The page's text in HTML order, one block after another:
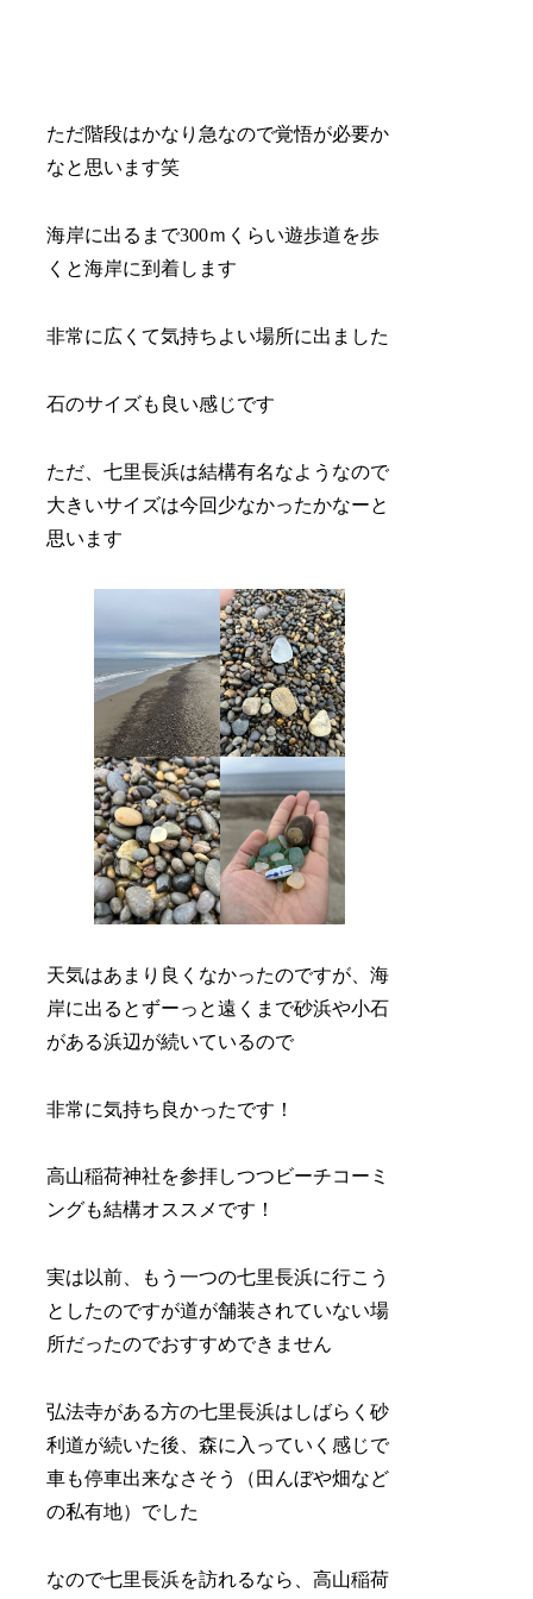
ただ階段はかなり急なので覚悟が必要か
なと思います笑
海岸に出るまで300ｍくらい遊歩道を歩
くと海岸に到着します
非常に広くて気持ちよい場所に出ました
石のサイズも良い感じです
ただ、七里長浜は結構有名なようなので
大きいサイズは今回少なかったかなーと
思います
天気はあまり良くなかったのですが、海
岸に出るとずーっと遠くまで砂浜や小石
がある浜辺が続いているので
非常に気持ち良かったです！
高山稲荷神社を参拝しつつビーチコーミ
ングも結構オススメです！
実は以前、もう一つの七里長浜に行こう
としたのですが道が舗装されていない場
所だったのでおすすめできません
弘法寺がある方の七里長浜はしばらく砂
利道が続いた後、森に入っていく感じで
車も停車出来なさそう（田んぼや畑など
の私有地）でした
なので七里長浜を訪れるなら、高山稲荷